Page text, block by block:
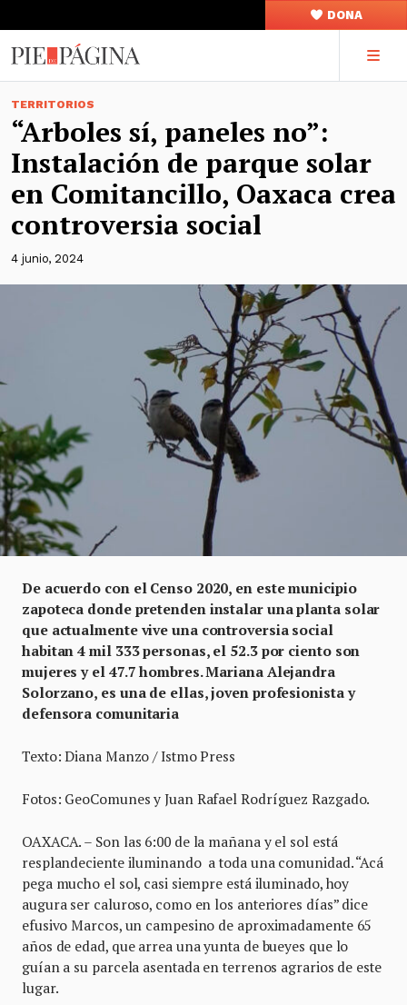
DONA
TERRITORIOS
“Arboles sí, paneles no”:
Instalación de parque solar
en Comitancillo, Oaxaca crea
controversia social
4 junio, 2024
De acuerdo con el Censo 2020, en este municipio
zapoteca donde pretenden instalar una planta solar
que actualmente vive una controversia social
habitan 4 mil 333 personas, el 52.3 por ciento son
mujeres y el 47.7 hombres. Mariana Alejandra
Solorzano, es una de ellas, joven profesionista y
defensora comunitaria
Texto: Diana Manzo / Istmo Press
Fotos: GeoComunes y Juan Rafael Rodríguez Razgado.
OAXACA. – Son las 6:00 de la mañana y el sol está
resplandeciente iluminando a toda una comunidad. “Acá
pega mucho el sol, casi siempre está iluminado, hoy
augura ser caluroso, como en los anteriores días” dice
efusivo Marcos, un campesino de aproximadamente 65
años de edad, que arrea una yunta de bueyes que lo
guían a su parcela asentada en terrenos agrarios de este
lugar.